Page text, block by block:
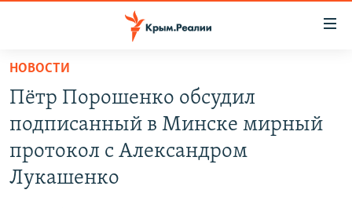
Вернуться
основному
содержанию
главной
СПЕЦПРОЕКТЫ
ИСТОРИЯ
НОВОСТИ
Пётр Порошенко обсудил
подписанный в Минске мирный
протокол с Александром
Лукашенко